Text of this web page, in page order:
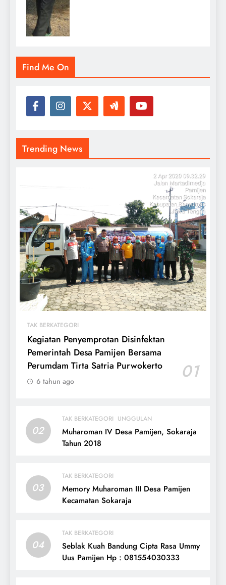
Find Me On
Trending News
TAK BERKATEGORI
Kegiatan Penyemprotan Disinfektan
Pemerintah Desa Pamijen Bersama
Perumdam Tirta Satria Purwokerto
01
6 tahun ago
02
TAK BERKATEGORI UNGGULAN
Muharoman IV Desa Pamijen, Sokaraja
Tahun 2018
03
TAK BERKATEGORI
Memory Muharoman III Desa Pamijen
Kecamatan Sokaraja
04
TAK BERKATEGORI
Seblak Kuah Bandung Cipta Rasa Ummy
Uus Pamijen Hp : 081554030333